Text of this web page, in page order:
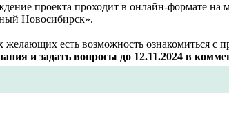
проекта проходит в онлайн-формате на
Новосибирск».
желающих есть возможность ознакомиться с
и задать вопросы до 12.11.2024 в